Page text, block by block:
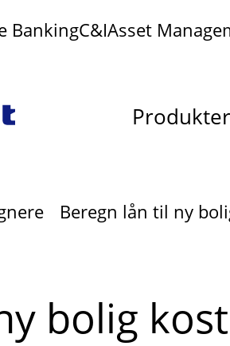
BankingC&IAsset
Produkter
Beregn lån til ny
bolig